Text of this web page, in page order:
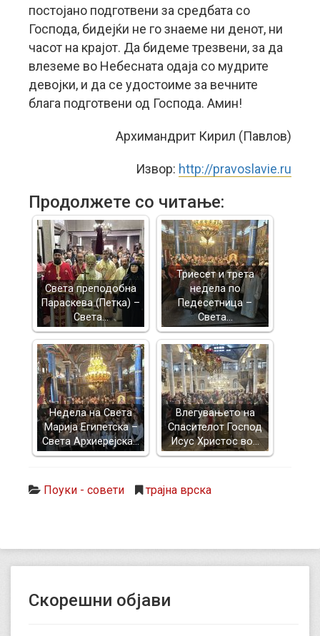
постојано подготвени за средбата со
Господа, бидејќи не го знаеме ни денот, ни
часот на крајот. Да бидеме трезвени, за да
влеземе во Небесната одаја со мудрите
девојки, и да се удостоиме за вечните
блага подготвени од Господа. Амин!
Архимандрит Кирил (Павлов)
Извор: http://pravoslavie.ru
Продолжете со читање:
Света преподобна
Параскева (Петка) –
Света…
Триесет и трета
недела по
Педесетница –
Света…
Недела на Света
Марија Египетска –
Света Архиерејска…
Влегувањето на
Спасителот Господ
Исус Христос во…
Поуки - совети трајна врска
Скорешни објави